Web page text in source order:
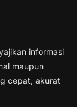
informasi
maupun
cepat, akurat